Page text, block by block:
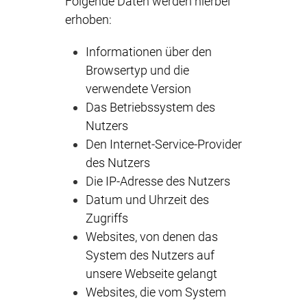
erhoben:
Informationen über den
Browsertyp und die
verwendete Version
Das Betriebssystem des
Nutzers
Den Internet-Service-Provider
des Nutzers
Die IP-Adresse des Nutzers
Datum und Uhrzeit des
Zugriffs
Websites, von denen das
System des Nutzers auf
unsere Webseite gelangt
Websites, die vom System